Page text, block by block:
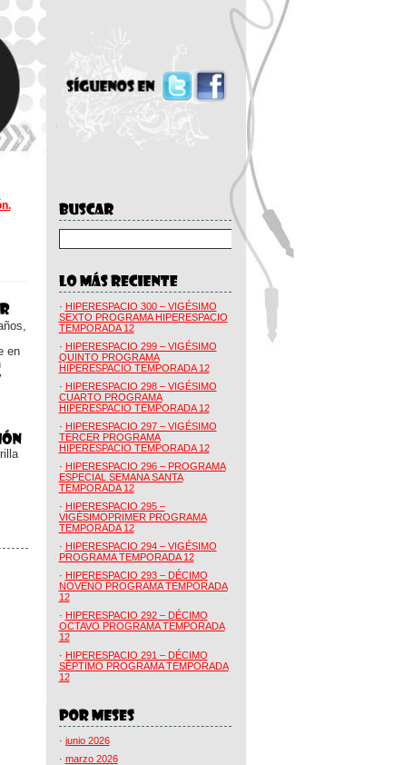
en
· HIPERESPACIO 300 – VIGÉSIMO
SEXTO PROGRAMA HIPERESPACIO
TEMPORADA 12
· HIPERESPACIO 299 – VIGÉSIMO
QUINTO PROGRAMA
HIPERESPACIO TEMPORADA 12
· HIPERESPACIO 298 – VIGÉSIMO
CUARTO PROGRAMA
HIPERESPACIO TEMPORADA 12
· HIPERESPACIO 297 – VIGÉSIMO
TERCER PROGRAMA
HIPERESPACIO TEMPORADA 12
· HIPERESPACIO 296 – PROGRAMA
ESPECIAL SEMANA SANTA
TEMPORADA 12
· HIPERESPACIO 295 –
VIGÉSIMOPRIMER PROGRAMA
TEMPORADA 12
· HIPERESPACIO 294 – VIGÉSIMO
PROGRAMA TEMPORADA 12
· HIPERESPACIO 293 – DÉCIMO
NOVENO PROGRAMA TEMPORADA
12
· HIPERESPACIO 292 – DÉCIMO
OCTAVO PROGRAMA TEMPORADA
12
· HIPERESPACIO 291 – DÉCIMO
SÉPTIMO PROGRAMA TEMPORADA
12
· junio 2026
· marzo 2026